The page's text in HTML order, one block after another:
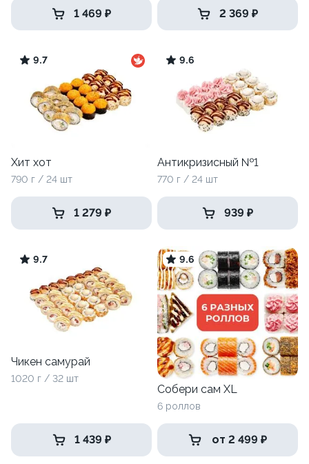
1 469 ₽ 2 369 ₽
9.7
Хит хот
790 г / 24 шт
1 279 ₽
9.6
Антикризисный №1
770 г / 24 шт
939 ₽
9.7
Чикен самурай
1020 г / 32 шт
1 439 ₽
9.6
Собери сам XL
6 роллов
от 2 499 ₽